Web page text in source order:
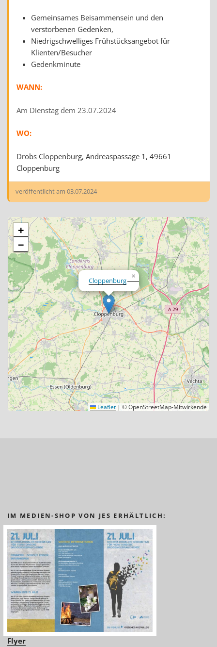
Gemeinsames Beisammensein und den
verstorbenen Gedenken,
Niedrigschwelliges Frühstücksangebot für
Klienten/Besucher
Gedenkminute
WANN:
Am Dienstag dem 23.07.2024
WO:
Drobs Cloppenburg, Andreaspassage 1, 49661
Cloppenburg
veröffentlicht am 03.07.2024
Cloppenburg ×
+
−
Leaflet | © OpenStreetMap-Mitwirkende
IM MEDIEN-SHOP VON JES ERHÄLTLICH:
Flyer